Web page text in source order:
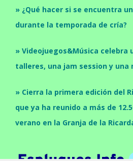
» ¿Qué hacer si se encuentra
durante la temporada de cría?
» Videojuegos&Música celebra
talleres, una jam session y una
» Cierra la primera edición del
que ya ha reunido a más de
verano en la Granja de la